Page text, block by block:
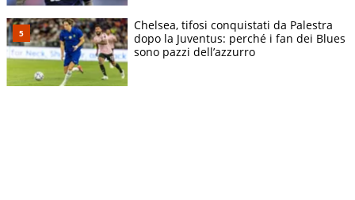
Chelsea, tifosi conquistati da Palestra
dopo la Juventus: perché i fan dei Blues
sono pazzi dell’azzurro